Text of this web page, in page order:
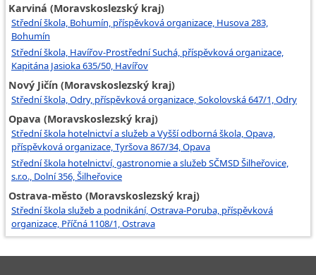
Karviná (Moravskoslezský kraj)
Střední škola, Bohumín, příspěvková organizace, Husova 283,
Bohumín
Střední škola, Havířov-Prostřední Suchá, příspěvková organizace,
Kapitána Jasioka 635/50, Havířov
Nový Jičín (Moravskoslezský kraj)
Střední škola, Odry, příspěvková organizace, Sokolovská 647/1, Odry
Opava (Moravskoslezský kraj)
Střední škola hotelnictví a služeb a Vyšší odborná škola, Opava,
příspěvková organizace, Tyršova 867/34, Opava
Střední škola hotelnictví, gastronomie a služeb SČMSD Šilheřovice,
s.r.o., Dolní 356, Šilheřovice
Ostrava-město (Moravskoslezský kraj)
Střední škola služeb a podnikání, Ostrava-Poruba, příspěvková
organizace, Příčná 1108/1, Ostrava